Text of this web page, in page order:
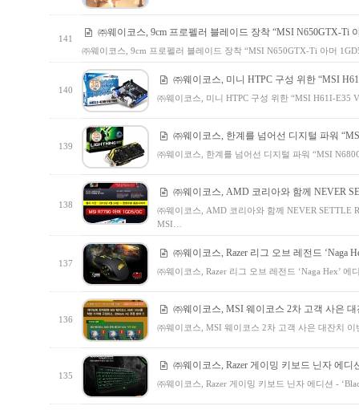
141
㈜웨이코스, 9cm 프로펠러 블레이드 장착 “MSI N650GTX-Ti
㈜웨이코스, 9cm 프로펠러 블레이드 장착 “MSI N650GTX-Ti 아머
140
㈜웨이코스, 미니 HTPC 구성 위한 “MSI
㈜웨이코스, 미니 HTPC 구성 위한 “MSI H61I-
139
㈜웨이코스, 한계를 넘어선 디지털 파워
㈜웨이코스, 한계를 넘어선 디지털 파워 “MSI
138
㈜웨이코스, AMD 코리아와 함께 NEVER
㈜웨이코스, AMD 코리아와 함께 NEVER
MSI…
137
㈜웨이코스, Razer 리그 오브 레전드 ‘Naga
㈜웨이코스, Razer 리그 오브 레전드 ‘Naga Hex’
136
㈜웨이코스, MSI 웨이코스 2차 고객 사은
㈜웨이코스, MSI 웨이코스 2차 고객 사은 대잔치
135
㈜웨이코스, Razer 게이밍 키보드 닌자 에디
㈜웨이코스, Razer 게이밍 키보드 닌자 에디션 -